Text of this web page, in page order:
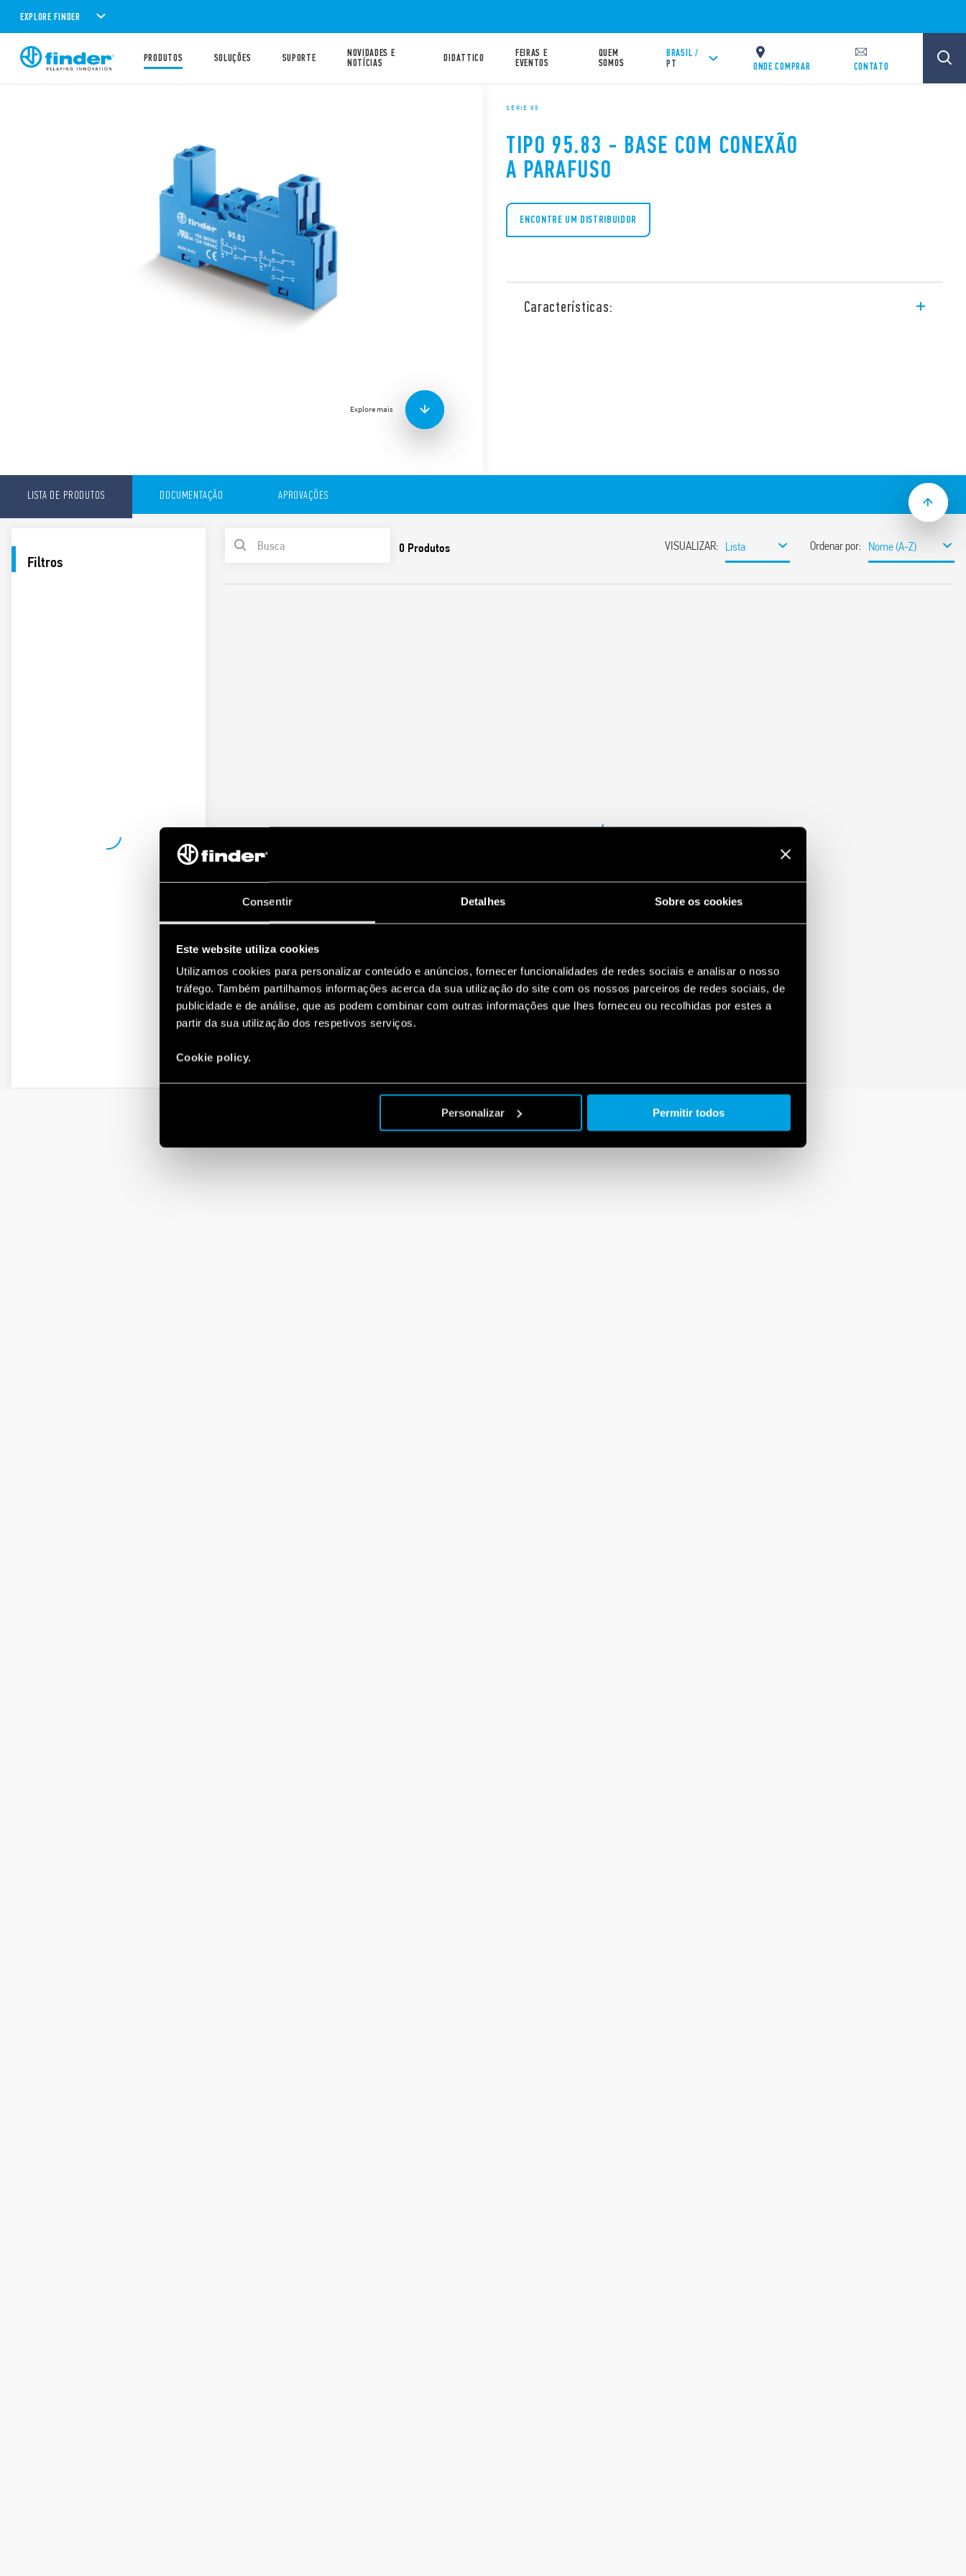
Consentir Detalhes Sobre os cookies
Este website utiliza cookies
Utilizamos cookies para personalizar conteúdo e anúncios, fornecer funcionalidades de redes sociais e analisar o nosso
tráfego. Também partilhamos informações acerca da sua utilização do site com os nossos parceiros de redes sociais, de
publicidade e de análise, que as podem combinar com outras informações que lhes forneceu ou recolhidas por estes a
partir da sua utilização dos respetivos serviços.
Cookie policy.
Personalizar Permitir todos
EXPLORE FINDER
PRODUTOS SOLUÇÕES SUPORTE
NOVIDADES E
NOTÍCIAS
DIDATTICO
FEIRAS E
EVENTOS
QUEM
SOMOS
BRASIL /
PT
ONDE COMPRAR CONTATO
Explore mais
SÉRIE 95
TIPO 95.83 - BASE COM CONEXÃO
A PARAFUSO
ENCONTRE UM DISTRIBUIDOR
Características:
LISTA DE PRODUTOS DOCUMENTAÇÃO APROVAÇÕES